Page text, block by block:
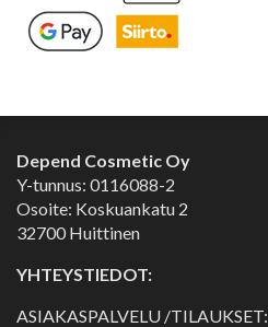
Depend Cosmetic Oy
Y-tunnus: 0116088-2
Osoite: Koskuankatu 2
32700 Huittinen
YHTEYSTIEDOT:
ASIAKASPALVELU /TILAUKSET: